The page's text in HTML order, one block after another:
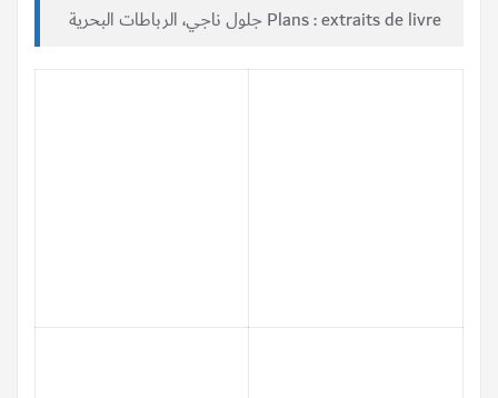
Plans : extraits de livre جلول ناجي، الرباطات البحرية